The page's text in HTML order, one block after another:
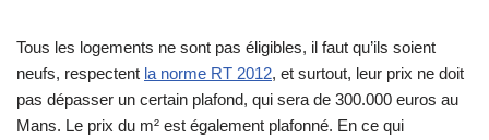
Tous les logements ne sont pas éligibles, il faut qu’ils soient
neufs, respectent la norme RT 2012, et surtout, leur prix ne doit
pas dépasser un certain plafond, qui sera de 300.000 euros au
Mans. Le prix du m² est également plafonné. En ce qui